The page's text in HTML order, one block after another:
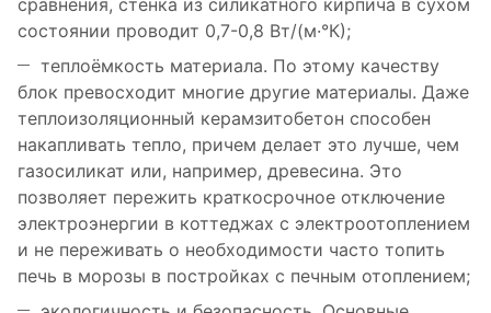
сравнения, стенка из силикатного кирпича в сухом
состоянии проводит 0,7-0,8 Вт/(м·°К);
теплоёмкость материала. По этому качеству
блок превосходит многие другие материалы. Даже
теплоизоляционный керамзитобетон способен
накапливать тепло, причем делает это лучше, чем
газосиликат или, например, древесина. Это
позволяет пережить краткосрочное отключение
электроэнергии в коттеджах с электроотоплением
и не переживать о необходимости часто топить
печь в морозы в постройках с печным отоплением;